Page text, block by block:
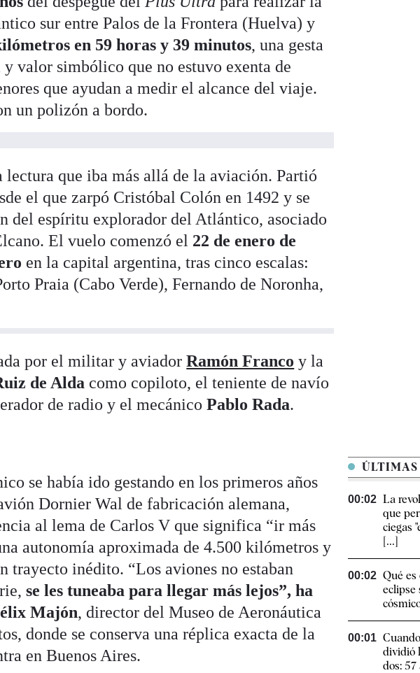
sur entre Palos de la Frontera (Huelva) y
en 59 horas y 39 minutos, una gesta
valor simbólico que no estuvo exenta de
que ayudan a medir el alcance del viaje.
un polizón a bordo.
lectura que iba más allá de la aviación. Partió
el que zarpó Cristóbal Colón en 1492 y se
del espíritu explorador del Atlántico, asociado
El vuelo comenzó el 22 de enero de
en la capital argentina, tras cinco escalas:
Praia (Cabo Verde), Fernando de Noronha,
por el militar y aviadorRamón Franco y la
de Alda como copiloto, el teniente de navío
de radio y el mecánicoPablo Rada.
se había ido gestando en los primeros años
Dornier Wal de fabricación alemana,
al lema de Carlos V que significa “ir más
autonomía aproximada de 4.500 kilómetros y
trayecto inédito. “Los aviones no estaban
se les tuneaba para llegar más lejos”, ha
Majón, director del Museo de Aeronáutica
donde se conserva una réplica exacta de la
en Buenos Aires.
00:02 La
que
ciegas
[...]
00:02 Qué
eclipse
00:01
dividió
dos: 57